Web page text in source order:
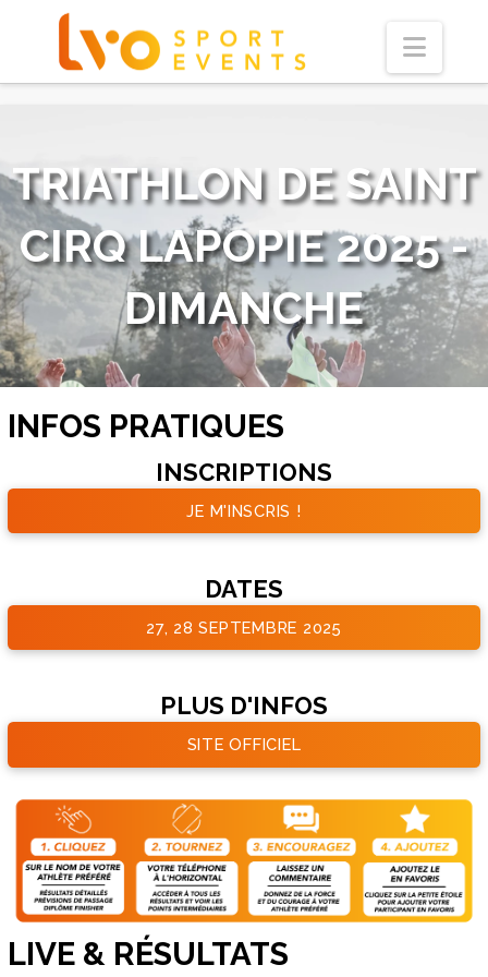
TRIATHLON DE SAINT
CIRQ LAPOPIE 2025 -
DIMANCHE
INFOS PRATIQUES
INSCRIPTIONS
JE M'INSCRIS !
DATES
27, 28 SEPTEMBRE 2025
PLUS D'INFOS
SITE OFFICIEL
LIVE & RÉSULTATS